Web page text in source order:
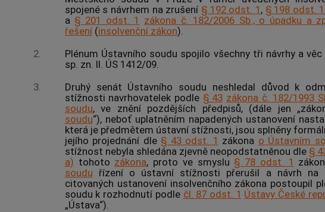
spojené s návrhem na zrušení § 192 odst. 1 , § 198 odst. 1
a § 201 odst. 1 zákona č. 182/2006 Sb., o úpadku a
řešení(insolvenční zákon).
2.
Plénum Ústavního soudu spojilo všechny tři návrhy a věc
sp. zn. II. ÚS 1412/09.
3.
Druhý senát Ústavního soudu neshledal důvod k
stížnosti navrhovatelek podle § 43 zákona č. 182/1993
soudu, ve znění pozdějších předpisů, (dále jen
soudu“), neboť uplatněním napadených ustanovení
která je předmětem ústavní stížnosti, jsou splněny
jejího projednání dle § 43 odst. 1 zákona o Ústavním
stížnost nebyla shledána zjevně neopodstatněnou dle §
a) tohoto zákona, proto ve smyslu § 78 odst. 1
soudu řízení o ústavní stížnosti přerušil a návrh na
citovaných ustanovení insolvenčního zákona postoupil
soudu k rozhodnutí podle čl. 87 odst. 1 Ústavy České
„Ústava“).